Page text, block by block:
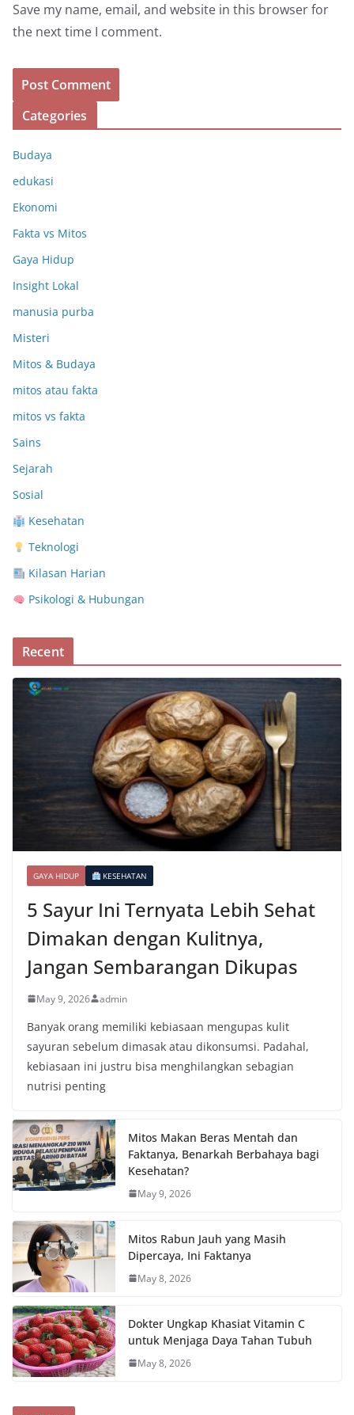
Save my name, email, and website in this browser for
the next time I comment.
Categories
Budaya
edukasi
Ekonomi
Fakta vs Mitos
Gaya Hidup
Insight Lokal
manusia purba
Misteri
Mitos & Budaya
mitos atau fakta
mitos vs fakta
Sains
Sejarah
Sosial
Kesehatan
Teknologi
Kilasan Harian
Psikologi & Hubungan
Recent
GAYA HIDUP KESEHATAN
5 Sayur Ini Ternyata Lebih Sehat
Dimakan dengan Kulitnya,
Jangan Sembarangan Dikupas
May 9, 2026 admin
Banyak orang memiliki kebiasaan mengupas kulit
sayuran sebelum dimasak atau dikonsumsi. Padahal,
kebiasaan ini justru bisa menghilangkan sebagian
nutrisi penting
Mitos Makan Beras Mentah dan
Faktanya, Benarkah Berbahaya bagi
Kesehatan?
May 9, 2026
Mitos Rabun Jauh yang Masih
Dipercaya, Ini Faktanya
May 8, 2026
Dokter Ungkap Khasiat Vitamin C
untuk Menjaga Daya Tahan Tubuh
May 8, 2026